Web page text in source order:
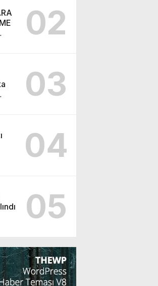
02
03
04
05